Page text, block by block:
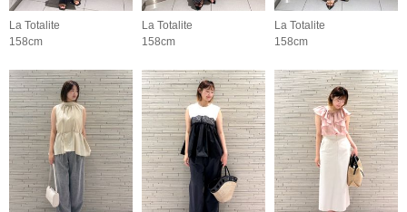
La Totalite
158cm
La Totalite
158cm
La Totalite
158cm